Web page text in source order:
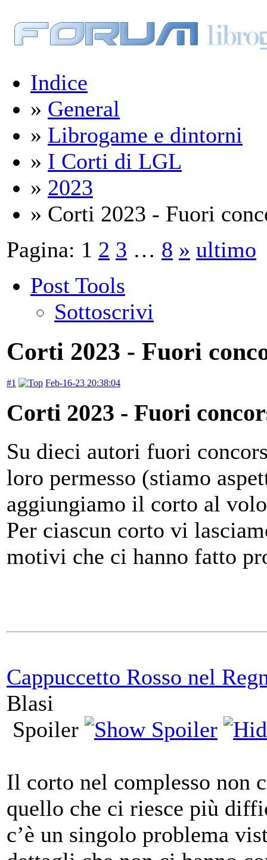
Indice
» General
» Librogame e dintorni
» I Corti di LGL
» 2023
» Corti 2023 - Fuori
Pagina: 1 2 3 … 8 » ultimo
Post Tools
Sottoscrivi
Corti 2023 - Fuori
#1 Feb-16-23 20:38:04
Corti 2023 - Fuori
Su dieci autori fuori
loro permesso (stiamo
aggiungiamo il corto al
Per ciascun corto vi
motivi che ci hanno fatto
Cappuccetto Rosso nel
Blasi
Spoiler
Il corto nel complesso non
quello che ci riesce più
c’è un singolo problema